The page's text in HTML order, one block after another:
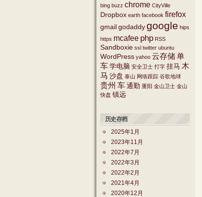
bing buzz chrome CityVille
Dropbox earth facebook firefox
gmail godaddy google hips
https mcafee php RSS
Sandboxie ssl twitter ubuntu
WordPress yahoo 云存储 单
车 学电脑 安全卫士 打字 挂马 木
马 沙盘 泰山 网络跟踪 谷歌地球
贵州 车 通勤 重阳 金山卫士 金山
快盘 镇远
历史存档
2025年1月
2023年11月
2022年7月
2022年3月
2022年2月
2021年4月
2020年12月